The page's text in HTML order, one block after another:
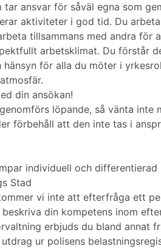
tar ansvar för såväl egna som
aktiviteter i god tid. Du
tillsammans med andra
arbetsklimat. Du förstår
hänsyn för alla du möter i
din ansökan!
löpande, så vänta inte
förbehåll att den inte tas i
individuell och
Stad
vi inte att efterfråga ett
din kompetens inom
erbjuds du bland annat
ur polisens